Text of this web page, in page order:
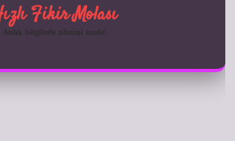
Fikir Molası
Anlık bilgilerle zihnini tazele!